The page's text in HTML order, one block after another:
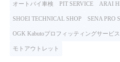
オートバイ車検 PIT SERVICE ARAI
SHOEI TECHNICAL SHOP SENA PRO
OGK Kabutoプロフィッティングサービス
モトアウトレット